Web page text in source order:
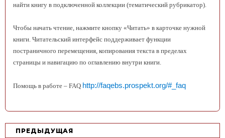
найти книгу в подключенной коллекции (тематический рубрикатор).
Чтобы начать чтение, нажмите кнопку «Читать» в карточке нужной
книги. Читательский интерфейс поддерживает функции
постраничного перемещения, копирования текста в пределах
страницы и навигацию по оглавлению внутри книги.
Помощь в работе – FAQ http://faqebs.prospekt.org/#_faq
НПРЕДЫДУЩАЯ